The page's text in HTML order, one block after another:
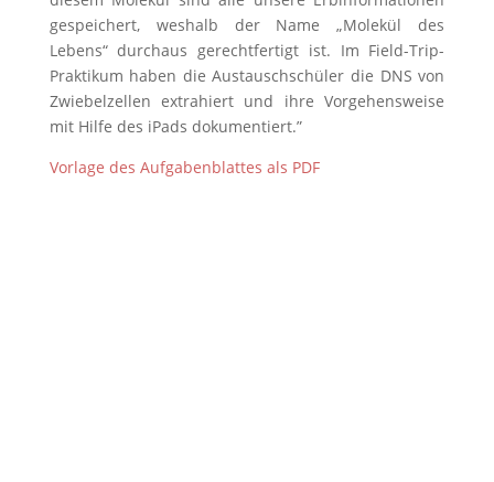
gespeichert, weshalb der Name „Molekül des
Lebens“ durchaus gerechtfertigt ist. Im Field-Trip-
Praktikum haben die Austauschschüler die DNS von
Zwiebelzellen extrahiert und ihre Vorgehensweise
mit Hilfe des iPads dokumentiert.”
Vorlage des Aufgabenblattes als PDF